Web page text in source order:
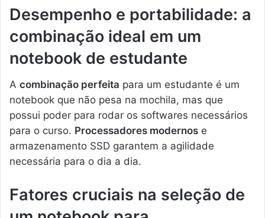
Desempenho e portabilidade: a
combinação ideal em um
notebook de estudante
A combinação perfeita para um estudante é um
notebook que não pesa na mochila, mas que
possui poder para rodar os softwares necessários
para o curso. Processadores modernos e
armazenamento SSD garantem a agilidade
necessária para o dia a dia.
Fatores cruciais na seleção de